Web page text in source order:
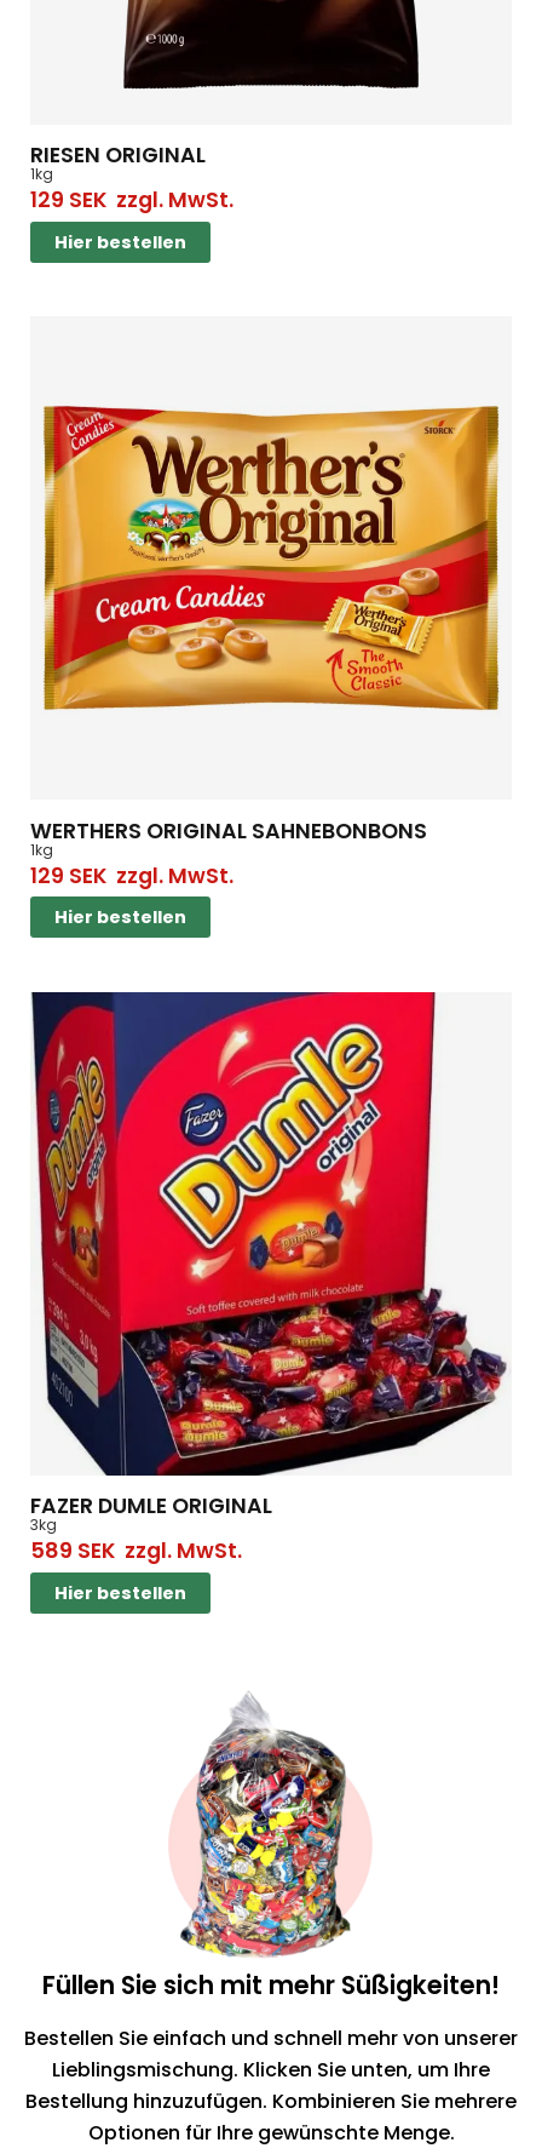
RIESEN ORIGINAL
1kg
129 SEKzzgl. MwSt.
Hier bestellen
WERTHERS ORIGINAL SAHNEBONBONS
1kg
129 SEKzzgl. MwSt.
Hier bestellen
FAZER DUMLE ORIGINAL
3kg
589 SEKzzgl. MwSt.
Hier bestellen
Füllen Sie sich mit mehr Süßigkeiten!
Bestellen Sie einfach und schnell mehr von unserer
Lieblingsmischung. Klicken Sie unten, um Ihre
Bestellung hinzuzufügen. Kombinieren Sie mehrere
Optionen für Ihre gewünschte Menge.